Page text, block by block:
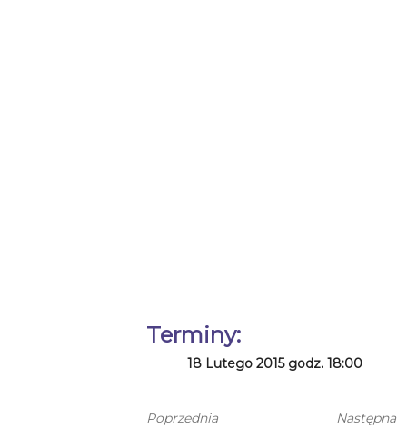
Terminy:
18 Lutego 2015 godz. 18:00
Poprzednia
Następna